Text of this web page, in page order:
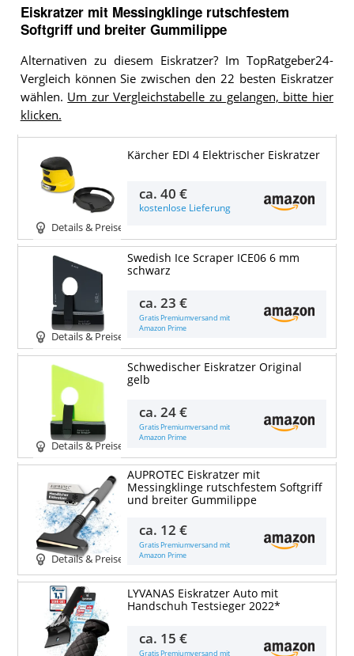
Eiskratzer mit Messingklinge rutschfestem
Softgriff und breiter Gummilippe
Alternativen zu diesem Eiskratzer? Im TopRatgeber24-
Vergleich können Sie zwischen den 22 besten Eiskratzer
wählen. Um zur Vergleichstabelle zu gelangen, bitte hier
klicken.
Details & Preise
Kärcher EDI 4 Elektrischer Eiskratzer
ca.40 €
kostenlose Lieferung
Details & Preise
Swedish Ice Scraper ICE06 6 mm
schwarz
ca.23 €
Gratis Premiumversand mit
Amazon Prime
Details & Preise
Schwedischer Eiskratzer Original
gelb
ca.24 €
Gratis Premiumversand mit
Amazon Prime
Details & Preise
AUPROTEC Eiskratzer mit
Messingklinge rutschfestem Softgriff
und breiter Gummilippe
ca. 12 €
Gratis Premiumversand mit
Amazon Prime
LYVANAS Eiskratzer Auto mit
Handschuh Testsieger 2022*
ca. 15 €
Gratis Premiumversand mit